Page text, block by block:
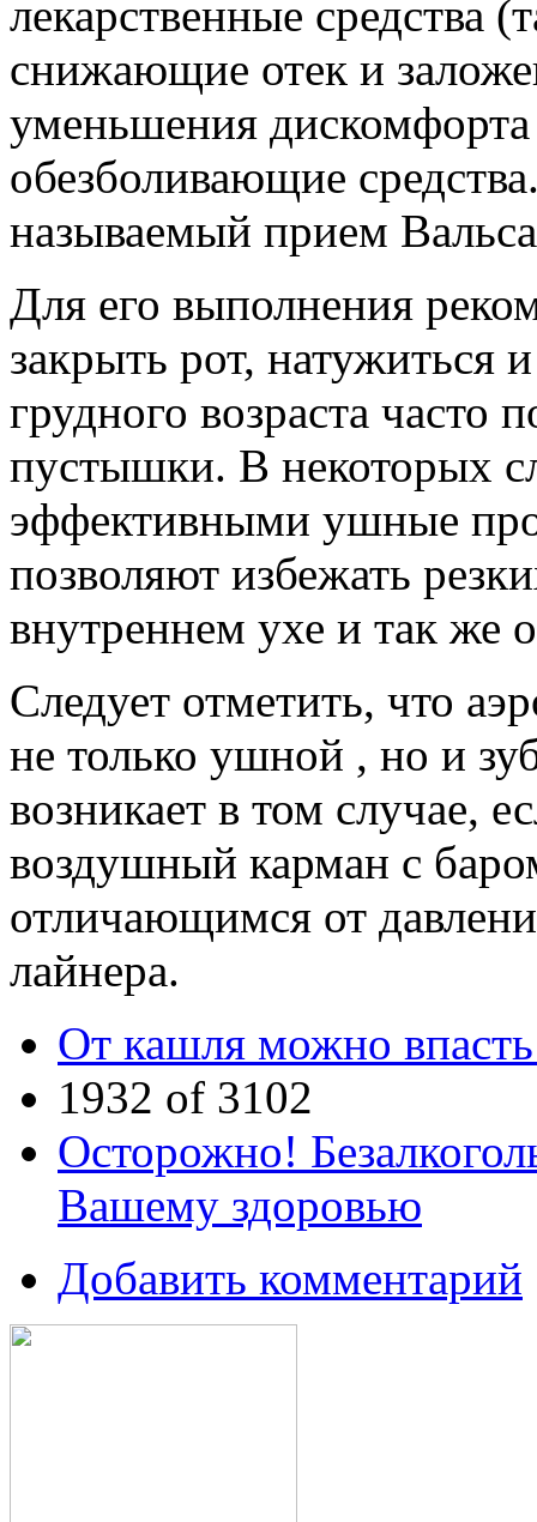
лекарственные средства
снижающие отек и
уменьшения
обезболивающие
называемый прием
Для его выполнения
закрыть рот, натужиться
грудного возраста часто
пустышки. В некоторых
эффективными ушные
позволяют избежать
внутреннем ухе и так же
Следует отметить, что
не только ушной , но и
возникает в том случае,
воздушный карман с
отличающимся от
лайнера.
От кашля можно
1932 of 3102
Осторожно!
Вашему здоровью
Добавить комментарий